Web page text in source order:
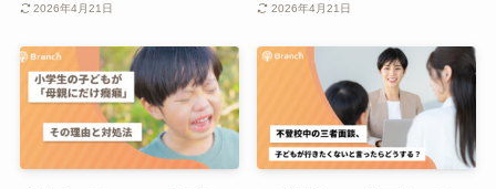
2026年4月21日 2026年4月21日